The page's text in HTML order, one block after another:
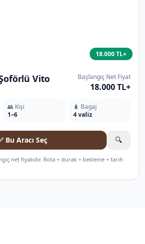
18.000 TL+
Vito Başlangıç Net Fiyat
18.000 TL+
👥 Kişi
1–6
🧳 Bagaj
4 valiz
Bu Aracı Seç 🔍
net fiyatıdır. Rota + durak + bekleme + tarih